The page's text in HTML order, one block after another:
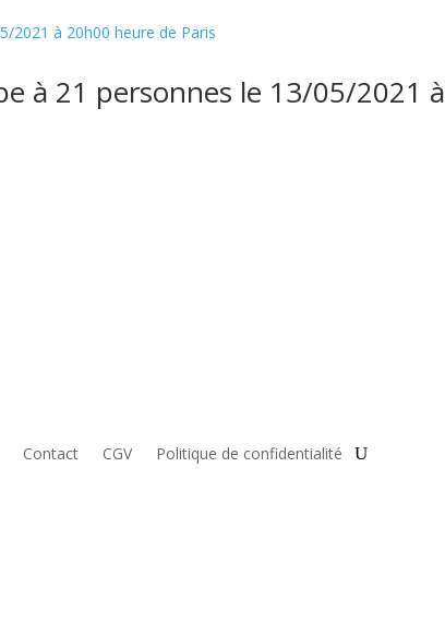
à 21 personnes le 13/05/2021 à
Contact CGV Politique de confidentialité